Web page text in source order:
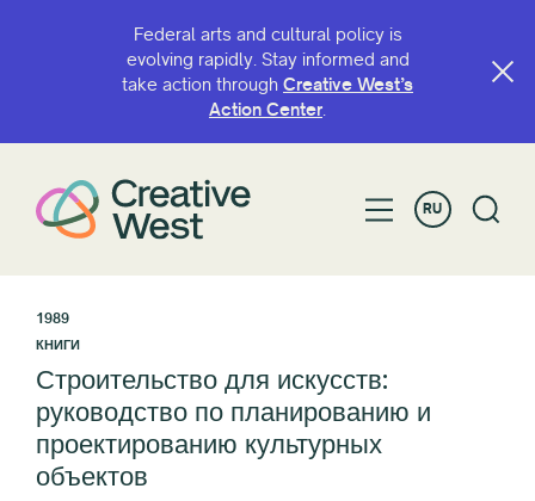
Federal arts and cultural policy is
evolving rapidly. Stay informed and
take action through Creative West’s
Action Center.
RU
1989
КНИГИ
Строительство для искусств:
руководство по планированию и
проектированию культурных
объектов